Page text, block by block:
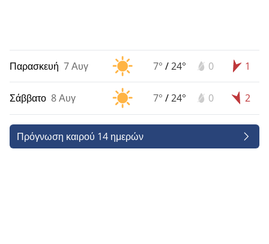
Παρασκευή 7 Αυγ 7° /24° 0 1
Σάββατο 8 Αυγ 7° /24° 0 2
Πρόγνωση καιρού 14 ημερών